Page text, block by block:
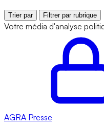
Trier par Filtrer par rubrique
Votre média d'analyse
AGRA Presse